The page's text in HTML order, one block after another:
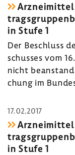
in Stufe 1
Der Beschluss
schusses vom
nicht
chung im
17.02.2017
in Stufe 1